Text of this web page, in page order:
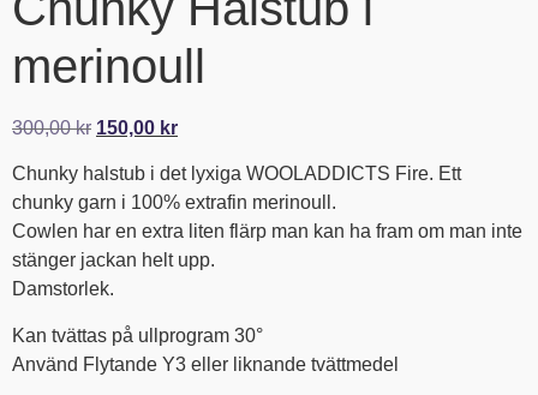
merinoull
300,00kr 150,00 kr
Chunky halstub i det lyxiga WOOLADDICTS Fire. Ett
chunky garn i 100% extrafin merinoull.
Cowlen har en extra liten flärp man kan ha fram om man inte
stänger jackan helt upp.
Damstorlek.
Kan tvättas på ullprogram 30°
Använd Flytande Y3 eller liknande tvättmedel